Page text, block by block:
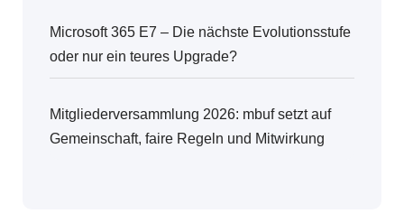
Microsoft 365 E7 – Die nächste Evolutionsstufe
oder nur ein teures Upgrade?
Mitgliederversammlung 2026: mbuf setzt auf
Gemeinschaft, faire Regeln und Mitwirkung